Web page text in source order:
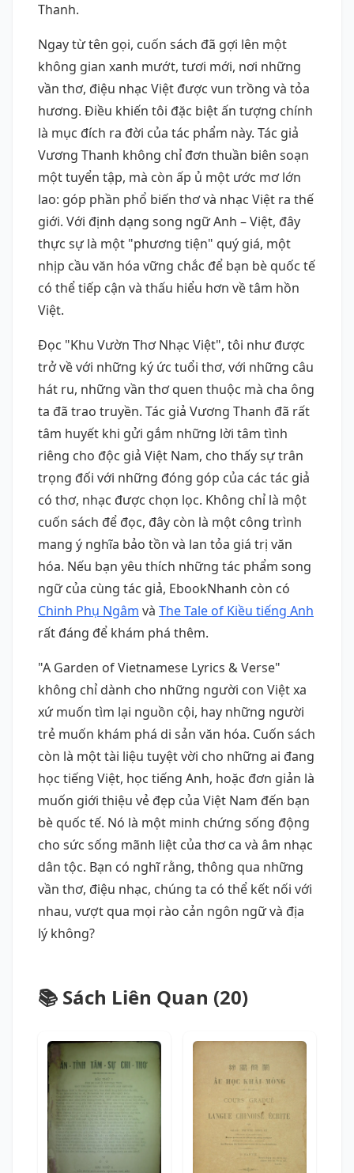
Thanh.
Ngay từ tên gọi, cuốn sách đã gợi lên một
không gian xanh mướt, tươi mới, nơi những
vần thơ, điệu nhạc Việt được vun trồng và tỏa
hương. Điều khiến tôi đặc biệt ấn tượng chính
là mục đích ra đời của tác phẩm này. Tác giả
Vương Thanh không chỉ đơn thuần biên soạn
một tuyển tập, mà còn ấp ủ một ước mơ lớn
lao: góp phần phổ biến thơ và nhạc Việt ra thế
giới. Với định dạng song ngữ Anh – Việt, đây
thực sự là một "phương tiện" quý giá, một
nhịp cầu văn hóa vững chắc để bạn bè quốc tế
có thể tiếp cận và thấu hiểu hơn về tâm hồn
Việt.
Đọc "Khu Vườn Thơ Nhạc Việt", tôi như được
trở về với những ký ức tuổi thơ, với những câu
hát ru, những vần thơ quen thuộc mà cha ông
ta đã trao truyền. Tác giả Vương Thanh đã rất
tâm huyết khi gửi gắm những lời tâm tình
riêng cho độc giả Việt Nam, cho thấy sự trân
trọng đối với những đóng góp của các tác giả
có thơ, nhạc được chọn lọc. Không chỉ là một
cuốn sách để đọc, đây còn là một công trình
mang ý nghĩa bảo tồn và lan tỏa giá trị văn
hóa. Nếu bạn yêu thích những tác phẩm song
ngữ của cùng tác giả, EbookNhanh còn có
Chinh Phụ Ngâm và The Tale of Kiều tiếng Anh
rất đáng để khám phá thêm.
"A Garden of Vietnamese Lyrics & Verse"
không chỉ dành cho những người con Việt xa
xứ muốn tìm lại nguồn cội, hay những người
trẻ muốn khám phá di sản văn hóa. Cuốn sách
còn là một tài liệu tuyệt vời cho những ai đang
học tiếng Việt, học tiếng Anh, hoặc đơn giản là
muốn giới thiệu vẻ đẹp của Việt Nam đến bạn
bè quốc tế. Nó là một minh chứng sống động
cho sức sống mãnh liệt của thơ ca và âm nhạc
dân tộc. Bạn có nghĩ rằng, thông qua những
vần thơ, điệu nhạc, chúng ta có thể kết nối với
nhau, vượt qua mọi rào cản ngôn ngữ và địa
lý không?
📚 Sách Liên Quan (20)